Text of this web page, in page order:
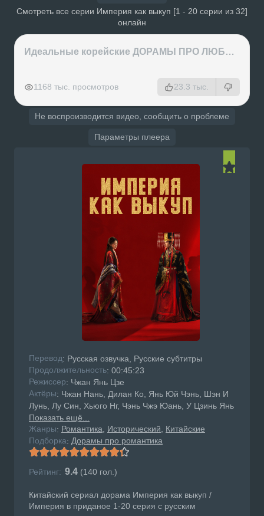
Смотреть все серии Империя как выкуп [1 - 20 серии из 32]
онлайн
Идеальные корейские ДОРАМЫ ПРО ЛЮБОВЬ на вечер
1168 тыс. просмотров 23.3 тыс.
Не воспроизводится видео, сообщить о проблеме
Параметры плеера
Перевод: Русская озвучка, Русские субтитры
Продолжительность: 00:45:23
Режисcер: Чжан Янь Цзе
Актёры: Чжан Нань, Дилан Ко, Янь Юй Чэнь, Шэн И
Лунь, Лу Син, Хьюго Нг, Чэнь Чжэ Юань, У Цзинь Янь
Показать ещё...
Жанры: Романтика Исторический
Китайские
Подборка: Дорамы про романтика
Рейтинг: 9.4 (140 гол.)
Китайский сериал дорама Империя как выкуп /
Империя в приданое 1-20 серия с русским